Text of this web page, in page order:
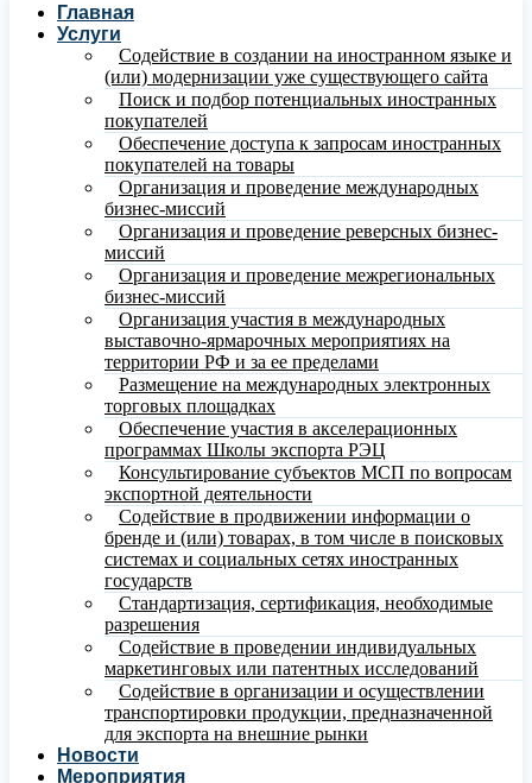
Главная
Услуги
Содействие в создании на иностранном языке и
(или) модернизации уже существующего сайта
Поиск и подбор потенциальных иностранных
покупателей
Обеспечение доступа к запросам иностранных
покупателей на товары
Организация и проведение международных
бизнес-миссий
Организация и проведение реверсных бизнес-
миссий
Организация и проведение межрегиональных
бизнес-миссий
Организация участия в международных
выставочно-ярмарочных мероприятиях на
территории РФ и за ее пределами
Размещение на международных электронных
торговых площадках
Обеспечение участия в акселерационных
программах Школы экспорта РЭЦ
Консультирование субъектов МСП по вопросам
экспортной деятельности
Содействие в продвижении информации о
бренде и (или) товарах, в том числе в поисковых
системах и социальных сетях иностранных
государств
Стандартизация, сертификация, необходимые
разрешения
Содействие в проведении индивидуальных
маркетинговых или патентных исследований
Содействие в организации и осуществлении
транспортировки продукции, предназначенной
для экспорта на внешние рынки
Новости
Мероприятия